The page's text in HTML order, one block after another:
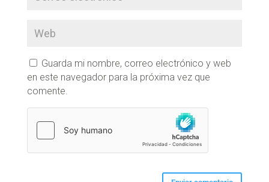
Guarda mi nombre, correo electrónico y web
en este navegador para la próxima vez que
comente.